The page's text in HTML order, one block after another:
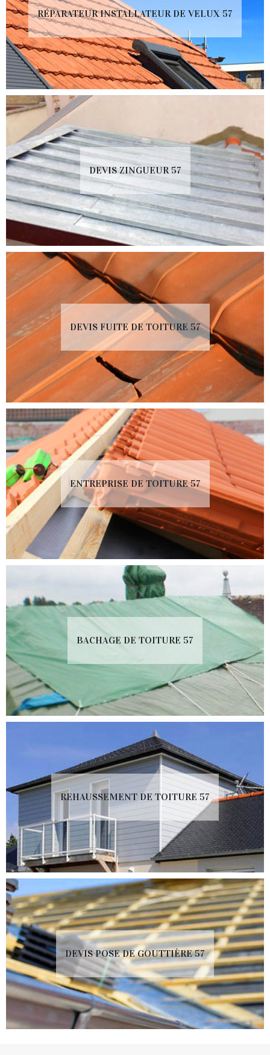
RÉPARATEUR INSTALLATEUR DE VELUX 57
DEVIS ZINGUEUR 57
DEVIS FUITE DE TOITURE 57
ENTREPRISE DE TOITURE 57
BACHAGE DE TOITURE 57
REHAUSSEMENT DE TOITURE 57
DEVIS POSE DE GOUTTIÈRE 57